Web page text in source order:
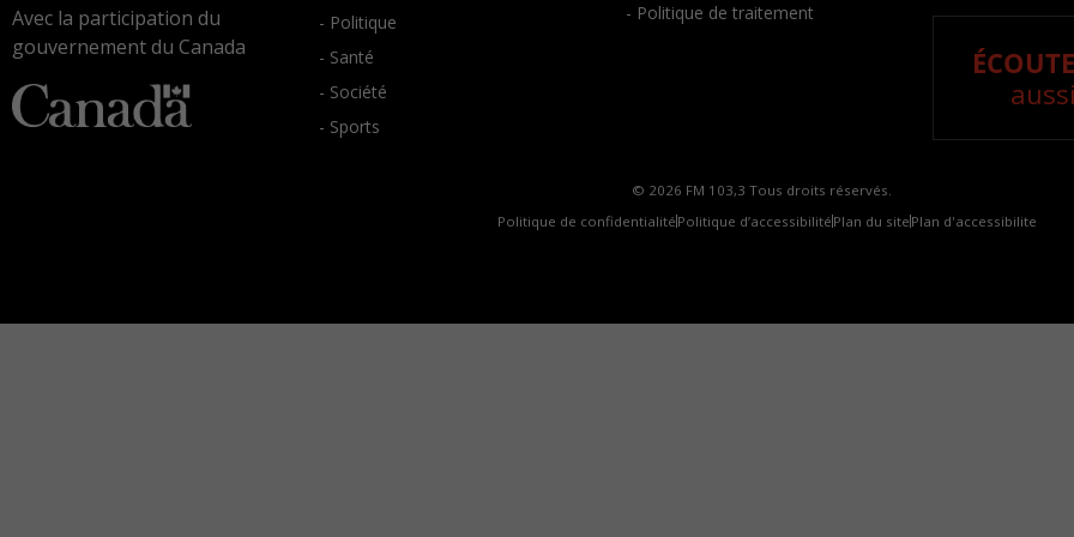
Avec la participation du
gouvernement du Canada
- Politique
- Santé
- Société
- Sports
- Politique de traitement
© 2026 FM 103,3 Tous droits réservés.
Politique de confidentialité Politique d’accessibilité Plan du site Plan d'accessibilite